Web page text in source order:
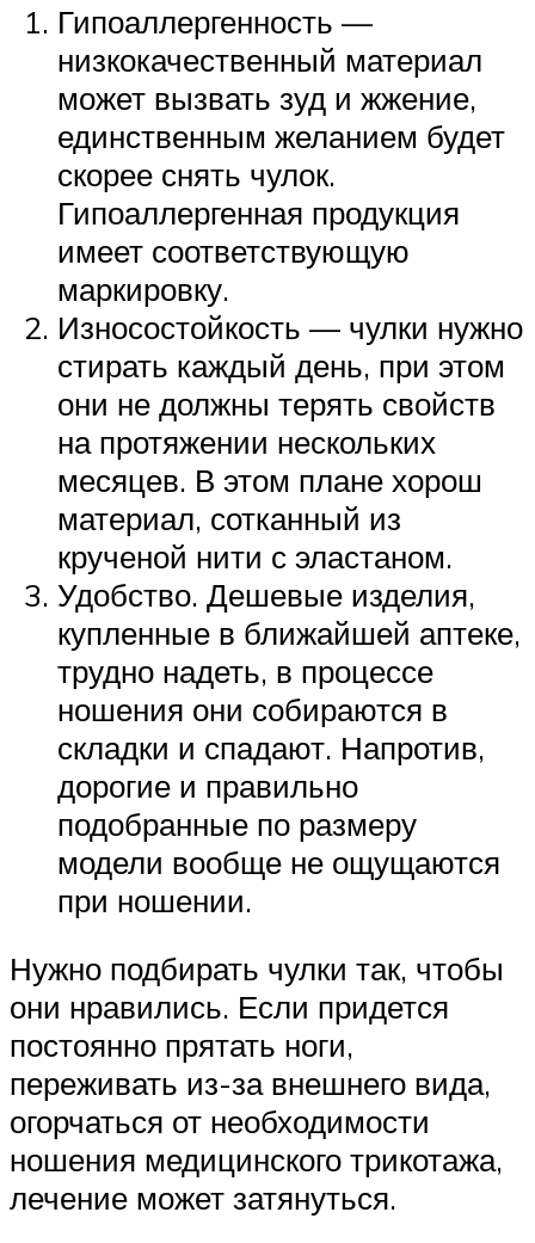
Гипоаллергенность —
низкокачественный материал
может вызвать зуд и жжение,
единственным желанием будет
скорее снять чулок.
Гипоаллергенная продукция
имеет соответствующую
маркировку.
Износостойкость — чулки нужно
стирать каждый день, при этом
они не должны терять свойств
на протяжении нескольких
месяцев. В этом плане хорош
материал, сотканный из
крученой нити с эластаном.
Удобство. Дешевые изделия,
купленные в ближайшей аптеке,
трудно надеть, в процессе
ношения они собираются в
складки и спадают. Напротив,
дорогие и правильно
подобранные по размеру
модели вообще не ощущаются
при ношении.
Нужно подбирать чулки так, чтобы
они нравились. Если придется
постоянно прятать ноги,
переживать из-за внешнего вида,
огорчаться от необходимости
ношения медицинского трикотажа,
лечение может затянуться.